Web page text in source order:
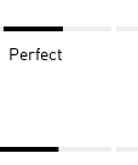
Perfect